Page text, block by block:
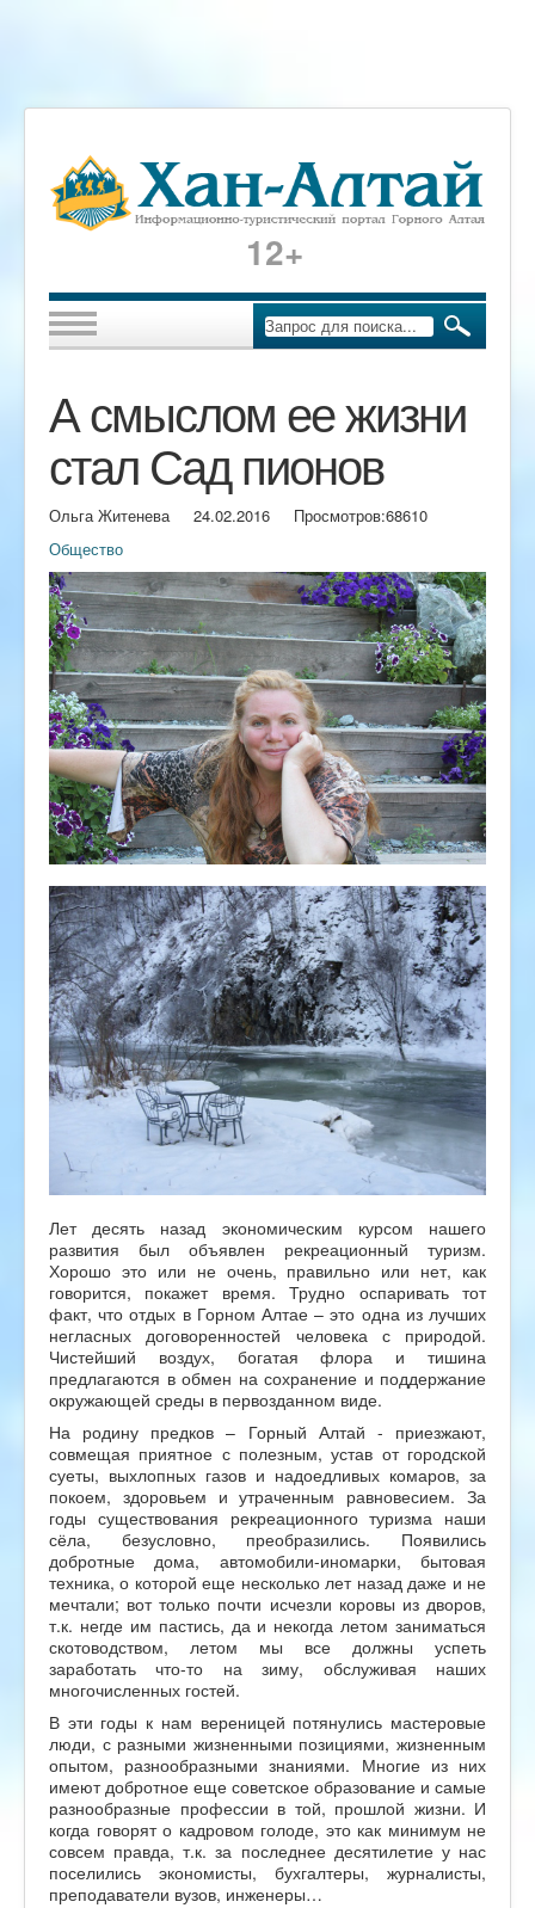
12+
А смыслом ее жизни
стал Сад пионов
Ольга Житенева 24.02.2016 Просмотров:68610
Общество
Лет десять назад экономическим курсом нашего
развития был объявлен рекреационный туризм.
Хорошо это или не очень, правильно или нет, как
говорится, покажет время. Трудно оспаривать тот
факт, что отдых в Горном Алтае – это одна из лучших
негласных договоренностей человека с природой.
Чистейший воздух, богатая флора и тишина
предлагаются в обмен на сохранение и поддержание
окружающей среды в первозданном виде.
На родину предков – Горный Алтай - приезжают,
совмещая приятное с полезным, устав от городской
суеты, выхлопных газов и надоедливых комаров, за
покоем, здоровьем и утраченным равновесием. За
годы существования рекреационного туризма наши
сёла, безусловно, преобразились. Появились
добротные дома, автомобили-иномарки, бытовая
техника, о которой еще несколько лет назад даже и не
мечтали; вот только почти исчезли коровы из дворов,
т.к. негде им пастись, да и некогда летом заниматься
скотоводством, летом мы все должны успеть
заработать что-то на зиму, обслуживая наших
многочисленных гостей.
В эти годы к нам вереницей потянулись мастеровые
люди, с разными жизненными позициями, жизненным
опытом, разнообразными знаниями. Многие из них
имеют добротное еще советское образование и самые
разнообразные профессии в той, прошлой жизни. И
когда говорят о кадровом голоде, это как минимум не
совсем правда, т.к. за последнее десятилетие у нас
поселились экономисты, бухгалтеры, журналисты,
преподаватели вузов, инженеры…